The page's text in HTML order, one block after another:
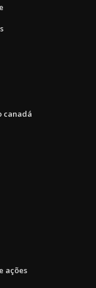
canadá
ações